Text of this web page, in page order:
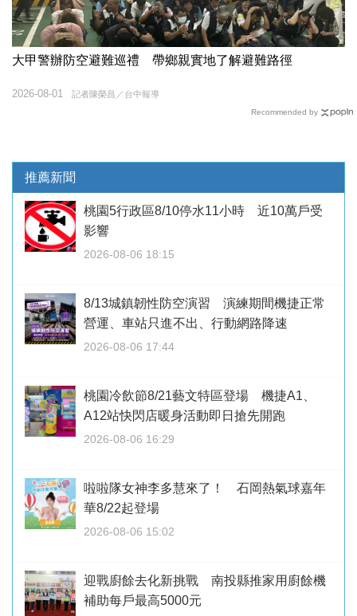
大甲警辦防空避難巡禮 帶鄉親實地了解避難路徑
記者陳榮昌／台中報導
2026-08-01
Recommended by
推薦新聞
桃園5行政區8/10停水11小時 近10萬戶受
影響
2026-08-06 18:15
8/13城鎮韌性防空演習 演練期間機捷正常
營運、車站只進不出、行動網路降速
2026-08-06 17:44
桃園冷飲節8/21藝文特區登場 機捷A1、
A12站快閃店暖身活動即日搶先開跑
2026-08-06 16:29
啦啦隊女神李多慧來了！ 石岡熱氣球嘉年
華8/22起登場
2026-08-06 15:02
迎戰廚餘去化新挑戰 南投縣推家用廚餘機
補助每戶最高5000元